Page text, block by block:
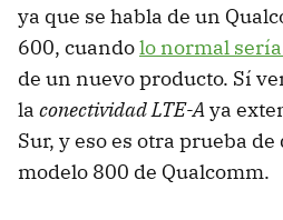
ya que se habla de un
600, cuandolo normal
de un nuevo producto. Sí
la conectividad LTE-Aya
Sur, y eso es otra prueba
modelo 800 de Qualcomm.